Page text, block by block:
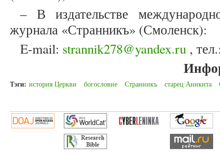
– В издательстве
журнала «Странникъ» (Смоленск):
E-mail: strannik278@yandex.ru ,
Тэги: история Церкви богословие Странникъ старец Аникита